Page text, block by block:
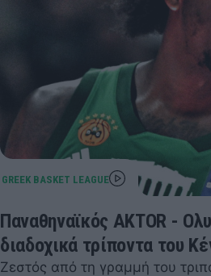
Παναθηναϊκός AKTOR -
διαδοχικά τρίποντα του
Ζεστός από τη γραμμή του